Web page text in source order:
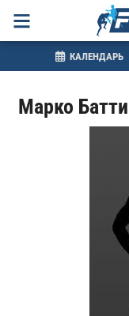
Марко
КАЛЕНДАРЬ